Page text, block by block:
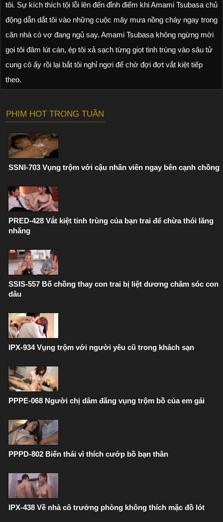
tôi. Sự kích thích tội lỗi lên đến đỉnh điểm khi Amami Tsubasa chủ
động dẫn dắt tôi vào những cuộc mây mưa nồng cháy ngay trong
căn nhà có vợ đang ngủ say. Amami Tsubasa không ngừng mời
gọi tôi đâm lút cán, ép tôi xả sạch từng giọt tinh trùng vào sâu tử
cung cô ấy rồi lại bắt tôi nghỉ ngơi để chờ đợi đợt vắt kiệt tiếp
theo.
PHIM HOT TRONG TUẦN
SSNI-703 Vụng trộm với cậu nhân viên ngay bên cạnh chồng
PRED-428 Vắt kiệt tinh trùng của bạn trai để chừa thói lăng
nhăng
SSIS-557 Bố chồng thay con trai bị liệt dương chăm sóc con
dâu
IPX-934 Vụng trộm với người yêu cũ trong khách sạn
PPPE-068 Người chị dâm đãng vụng trộm bồ của em gái
PPPD-802 Biến thái vì thích cướp bồ bạn thân
IPX-438 Về nhà cô trưởng phòng không thích mặc đồ lót